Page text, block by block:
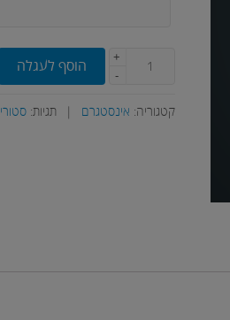
+
-
הוסף לעגלה
קטגוריה: אינסטגרם תגיות:סטורי